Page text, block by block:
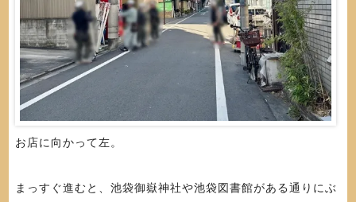
お店に向かって左。
まっすぐ進むと、池袋御嶽神社や池袋図書館がある通りにぶ